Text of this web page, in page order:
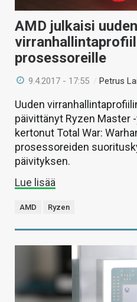
HAKU
AMD julkaisi uuden
prosessoreille
9.4.2017 - 17:55 /Petrus
Uuden
päivittänyt Ryzen Master
kertonut Total War:
prosessoreiden
päivityksen.
Lue lisää
AMD Ryzen